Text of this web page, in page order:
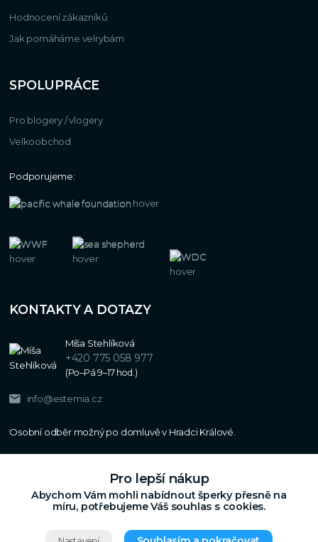
Hodnocení zákazníků
Jak pomáháme velrybám
SPOLUPRÁCE
Pro blogery / vlogery
Velkoobchod
Podporujeme:
KONTAKTY A DOTAZY
Míša Stehlíková
+420 775 058 977
(Po–Pá 9–17 hod.)
info@estemia.cz
Pro lepší nákup
Abychom Vám mohli nabídnout šperky přesně na
míru, potřebujeme Váš souhlas s cookies.